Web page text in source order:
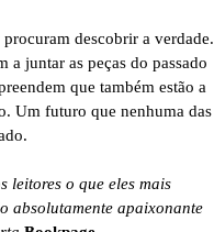
descobrir a verdade.
a juntar as peças do passado
que também estão a
Um futuro que nenhuma das
leitores o que eles mais
absolutamente apaixonante